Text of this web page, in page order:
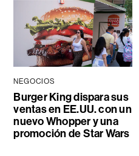
NEGOCIOS
Burger King dispara sus
ventas en EE.UU. con un
nuevo Whopper y una
promoción de Star Wars